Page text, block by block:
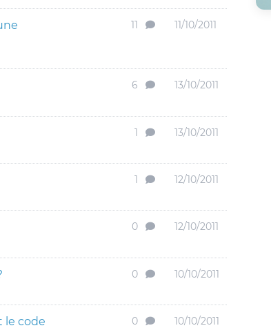
11 11/10/2011
6 13/10/2011
1 13/10/2011
1 12/10/2011
0 12/10/2011
0 10/10/2011
le code
0 10/10/2011